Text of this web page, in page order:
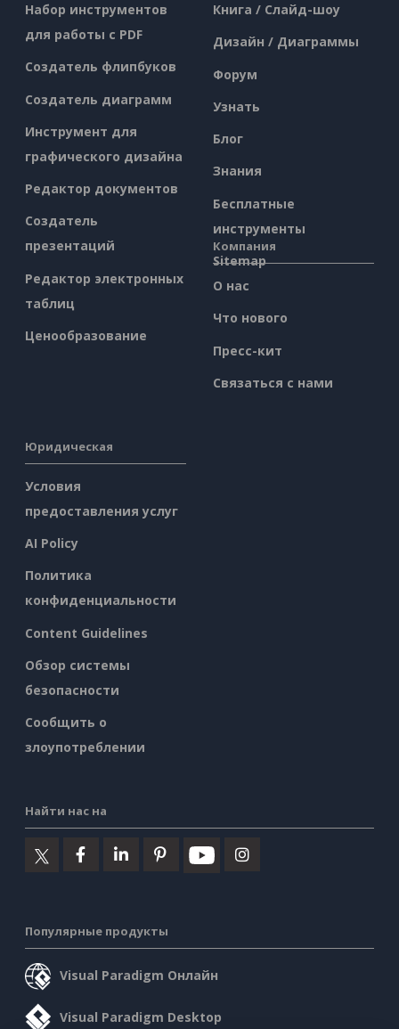
Набор инструментов
для работы с PDF
Создатель флипбуков
Создатель диаграмм
Инструмент для
графического дизайна
Редактор документов
Создатель
презентаций
Редактор электронных
таблиц
Ценообразование
Книга / Слайд-шоу
Дизайн / Диаграммы
Форум
Узнать
Блог
Знания
Бесплатные
инструменты
Sitemap
Компания
О нас
Что нового
Пресс-кит
Связаться с нами
Юридическая
Условия
предоставления услуг
AI Policy
Политика
конфиденциальности
Content Guidelines
Обзор системы
безопасности
Сообщить о
злоупотреблении
Найти нас на
Популярные продукты
Visual Paradigm Онлайн
Visual Paradigm Desktop